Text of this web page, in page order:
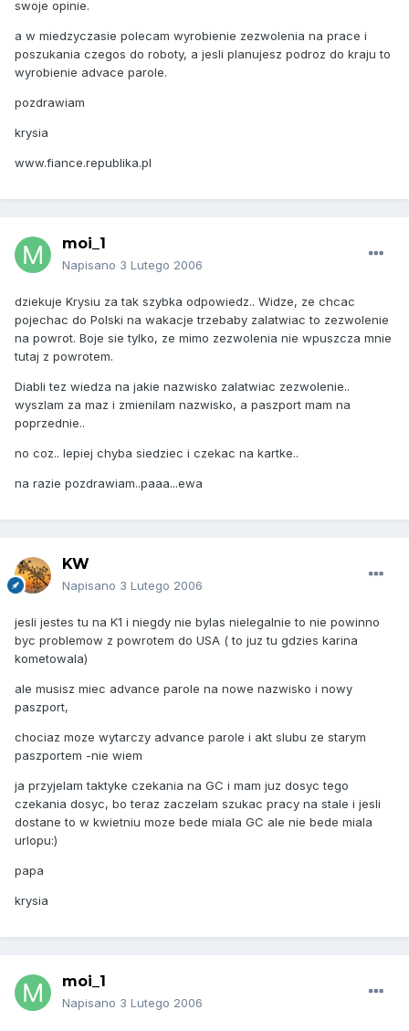
swoje opinie.
a w miedzyczasie polecam wyrobienie zezwolenia na prace i
poszukania czegos do roboty, a jesli planujesz podroz do kraju to
wyrobienie advace parole.
pozdrawiam
krysia
www.fiance.republika.pl
moi_1
Napisano 3 Lutego 2006
dziekuje Krysiu za tak szybka odpowiedz.. Widze, ze chcac
pojechac do Polski na wakacje trzebaby zalatwiac to zezwolenie
na powrot. Boje sie tylko, ze mimo zezwolenia nie wpuszcza mnie
tutaj z powrotem.
Diabli tez wiedza na jakie nazwisko zalatwiac zezwolenie..
wyszlam za maz i zmienilam nazwisko, a paszport mam na
poprzednie..
no coz.. lepiej chyba siedziec i czekac na kartke..
na razie pozdrawiam..paaa...ewa
KW
Napisano 3 Lutego 2006
jesli jestes tu na K1 i niegdy nie bylas nielegalnie to nie powinno
byc problemow z powrotem do USA ( to juz tu gdzies karina
kometowala)
ale musisz miec advance parole na nowe nazwisko i nowy
paszport,
chociaz moze wytarczy advance parole i akt slubu ze starym
paszportem -nie wiem
ja przyjelam taktyke czekania na GC i mam juz dosyc tego
czekania dosyc, bo teraz zaczelam szukac pracy na stale i jesli
dostane to w kwietniu moze bede miala GC ale nie bede miala
urlopu:)
papa
krysia
moi_1
Napisano 3 Lutego 2006